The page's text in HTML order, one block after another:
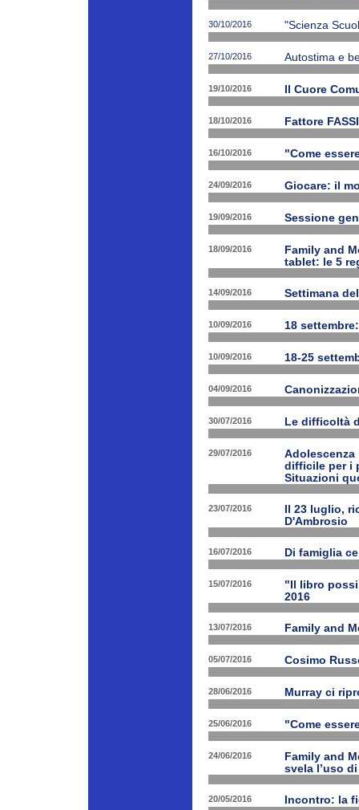
30/10/2016 "Scienza
27/10/2016 Autostima e
19/10/2016 Il Cuore
18/10/2016 Fattore FASSI
16/10/2016 "Come
24/09/2016 Giocare: il
19/09/2016 Sessione
18/09/2016
Family and
tablet: le 5
14/09/2016 Settimana
10/09/2016 18
10/09/2016 18-25
04/09/2016
30/07/2016 Le difficoltà
29/07/2016
difficile per i
Situazioni
23/07/2016
Il 23 luglio,
D'Ambrosio
16/07/2016 Di famiglia
15/07/2016
"Il libro
2016
13/07/2016 Family and
05/07/2016 Cosimo
28/06/2016 Murray ci
25/06/2016 "Come
24/06/2016
Family and
svela l’uso
20/05/2016 Incontro: la